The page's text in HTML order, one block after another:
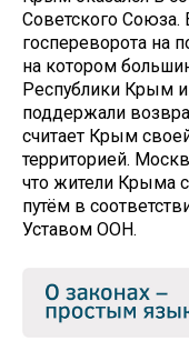
Советского Союза.
госпереворота на
на котором
Республики Крым и
поддержали
считает Крым
территорией.
что жители Крыма
путём в
Уставом ООН.